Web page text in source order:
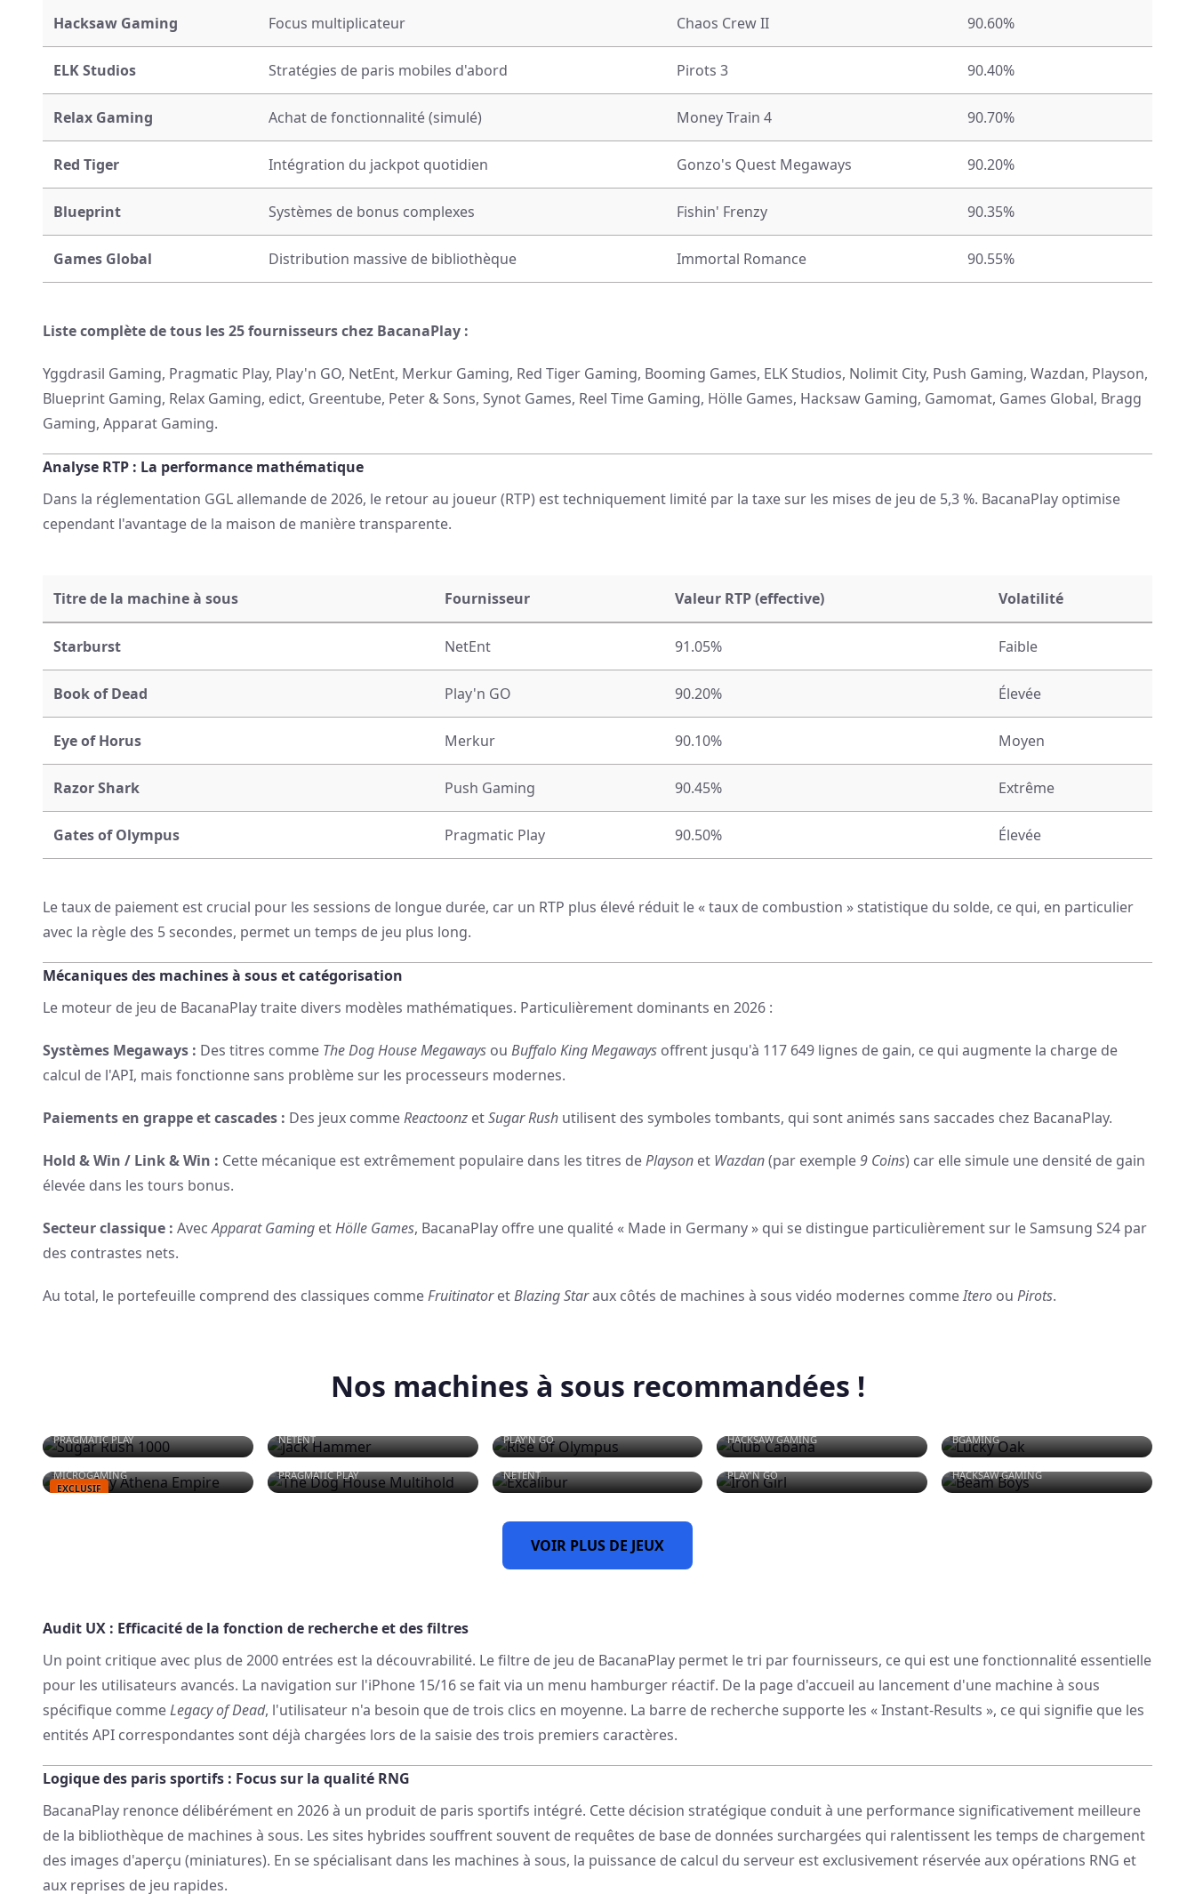
Hacksaw Gaming Focus multiplicateur Chaos Crew II 90.60%
ELK Studios Stratégies de paris mobiles d'abord Pirots 3 90.40%
Relax Gaming Achat de fonctionnalité (simulé) Money Train 4 90.70%
Red Tiger Intégration du jackpot quotidien Gonzo's Quest Megaways 90.20%
Blueprint Systèmes de bonus complexes Fishin' Frenzy 90.35%
Games Global Distribution massive de bibliothèque Immortal Romance 90.55%
Liste complète de tous les 25 fournisseurs chez BacanaPlay :
Yggdrasil Gaming, Pragmatic Play, Play'n GO, NetEnt, Merkur Gaming, Red Tiger Gaming, Booming Games, ELK Studios, Nolimit City, Push Gaming, Wazdan, Playson,
Blueprint Gaming, Relax Gaming, edict, Greentube, Peter & Sons, Synot Games, Reel Time Gaming, Hölle Games, Hacksaw Gaming, Gamomat, Games Global, Bragg
Gaming, Apparat Gaming.
Analyse RTP : La performance mathématique
Dans la réglementation GGL allemande de 2026, le retour au joueur (RTP) est techniquement limité par la taxe sur les mises de jeu de 5,3 %. BacanaPlay optimise
cependant l'avantage de la maison de manière transparente.
Titre de la machine à sous Fournisseur Valeur RTP (effective) Volatilité
Starburst NetEnt 91.05% Faible
Book of Dead Play'n GO 90.20% Élevée
Eye of Horus Merkur 90.10% Moyen
Razor Shark Push Gaming 90.45% Extrême
Gates of Olympus Pragmatic Play 90.50% Élevée
Le taux de paiement est crucial pour les sessions de longue durée, car un RTP plus élevé réduit le « taux de combustion » statistique du solde, ce qui, en particulier
avec la règle des 5 secondes, permet un temps de jeu plus long.
Mécaniques des machines à sous et catégorisation
Le moteur de jeu de BacanaPlay traite divers modèles mathématiques. Particulièrement dominants en 2026 :
Systèmes Megaways : Des titres comme The Dog House Megaways ou Buffalo King Megaways offrent jusqu'à 117 649 lignes de gain, ce qui augmente la charge de
calcul de l'API, mais fonctionne sans problème sur les processeurs modernes.
Paiements en grappe et cascades : Des jeux commeReactoonz etSugar Rush utilisent des symboles tombants, qui sont animés sans saccades chez BacanaPlay.
Hold & Win / Link & Win : Cette mécanique est extrêmement populaire dans les titres dePlayson et Wazdan(par exemple9 Coins) car elle simule une densité de gain
élevée dans les tours bonus.
Secteur classique : AvecApparat Gaming etHölle Games, BacanaPlay offre une qualité « Made in Germany » qui se distingue particulièrement sur le Samsung S24 par
des contrastes nets.
Au total, le portefeuille comprend des classiques commeFruitinatoretBlazing Staraux côtés de machines à sous vidéo modernes commeItero ou Pirots.
Nos machines à sous recommandées !
PRAGMATIC PLAY NETENT PLAY'N GO HACKSAW GAMING BGAMING
EXCLUSIF
ALMIGHTY ATHENA EMPIRE
MICROGAMING
THE DOG HOUSE MULTIHOLD
PRAGMATIC PLAY
EXCALIBUR
NETENT
IRON GIRL
PLAY'N GO
BEAM BOYS
HACKSAW GAMING
VOIR PLUS DE JEUX
Audit UX : Efficacité de la fonction de recherche et des filtres
Un point critique avec plus de 2000 entrées est la découvrabilité. Le filtre de jeu de BacanaPlay permet le tri par fournisseurs, ce qui est une fonctionnalité essentielle
pour les utilisateurs avancés. La navigation sur l'iPhone 15/16 se fait via un menu hamburger réactif. De la page d'accueil au lancement d'une machine à sous
spécifique commeLegacy of Dead, l'utilisateur n'a besoin que de trois clics en moyenne. La barre de recherche supporte les « Instant-Results », ce qui signifie que les
entités API correspondantes sont déjà chargées lors de la saisie des trois premiers caractères.
Logique des paris sportifs : Focus sur la qualité RNG
BacanaPlay renonce délibérément en 2026 à un produit de paris sportifs intégré. Cette décision stratégique conduit à une performance significativement meilleure
de la bibliothèque de machines à sous. Les sites hybrides souffrent souvent de requêtes de base de données surchargées qui ralentissent les temps de chargement
des images d'aperçu (miniatures). En se spécialisant dans les machines à sous, la puissance de calcul du serveur est exclusivement réservée aux opérations RNG et
aux reprises de jeu rapides.